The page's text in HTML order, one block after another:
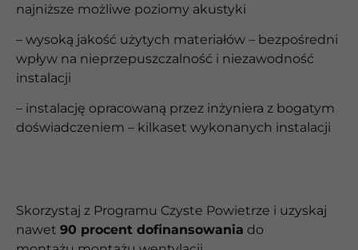
najniższe możliwe poziomy akustyki
– wysoką jakość użytych materiałów – bezpośredni
wpływ na nieprzepuszczalność i niezawodność
instalacji
– instalację opracowaną przez inżyniera z bogatym
doświadczeniem – kilkaset wykonanych instalacji
Skorzystaj z Programu Czyste Powietrze i uzyskaj
nawet 90 procent dofinansowania do